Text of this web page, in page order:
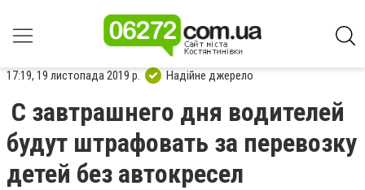
17:19, 19 листопада 2019 р. Надійне джерело
С завтрашнего дня водителей
будут штрафовать за перевозку
детей без автокресел